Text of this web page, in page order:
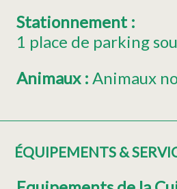
Stationnement :
1 place de parking
Animaux : Animaux
ÉQUIPEMENTS &